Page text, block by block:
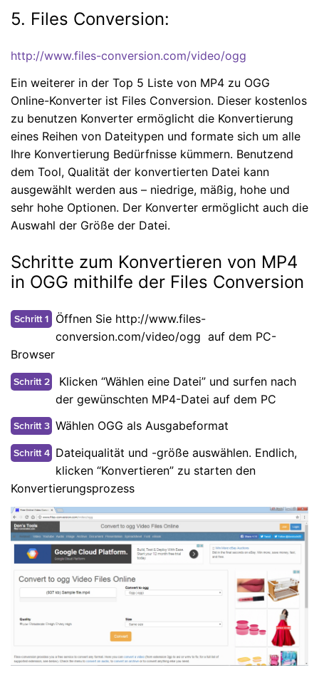
5. Files Conversion:
http://www.files-conversion.com/video/ogg
Ein weiterer in der Top 5 Liste von MP4 zu OGG
Online-Konverter ist Files Conversion. Dieser kostenlos
zu benutzen Konverter ermöglicht die Konvertierung
eines Reihen von Dateitypen und formate sich um alle
Ihre Konvertierung Bedürfnisse kümmern. Benutzend
dem Tool, Qualität der konvertierten Datei kann
ausgewählt werden aus – niedrige, mäßig, hohe und
sehr hohe Optionen. Der Konverter ermöglicht auch die
Auswahl der Größe der Datei.
Schritte zum Konvertieren von MP4
in OGG mithilfe der Files Conversion
Schritt 1
Öffnen Sie http://www.files-
conversion.com/video/ogg auf dem PC-
Browser
Schritt 2
Klicken “Wählen eine Datei” und surfen nach
der gewünschten MP4-Datei auf dem PC
Schritt 3 Wählen OGG als Ausgabeformat
Schritt 4 Dateiqualität und -größe auswählen. Endlich,
klicken “Konvertieren” zu starten den
Konvertierungsprozess